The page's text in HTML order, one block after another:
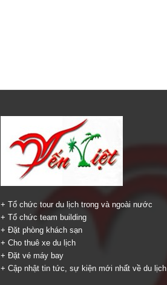
+ Tổ chức tour du lịch trong và ngoài nước
+ Tổ chức team building
+ Đặt phòng khách sạn
+ Cho thuê xe du lịch
+ Đặt vé máy bay
+ Cập nhật tin tức, sự kiện mới nhất về du lịch